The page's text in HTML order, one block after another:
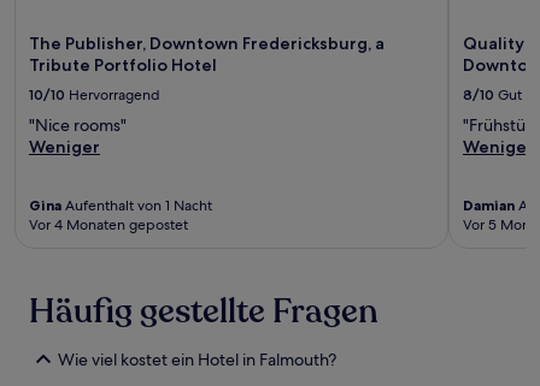
The Publisher, Downtown Fredericksburg, a
Tribute Portfolio Hotel
10/10 Hervorragend
"Nice rooms"
Weniger
Gina Aufenthalt von 1 Nacht
Vor 4 Monaten gepostet
Quality
8/10 Gut
Weniger
Damian
Vor 5
Häufig gestellte Fragen
Wie viel kostet ein Hotel in Falmouth?